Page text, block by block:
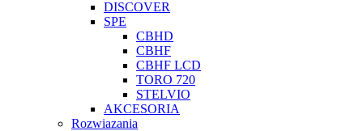
DISCOVER
SPE
CBHD
CBHF
CBHF LCD
TORO 720
STELVIO
AKCESORIA
Rozwiazania